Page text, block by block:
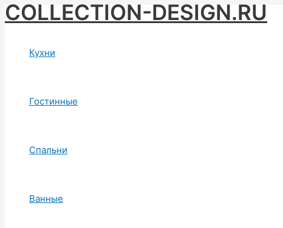
Skip
to
COLLECTION-DESIGN.RU
Кухни
Гостинные
Спальни
Ванные